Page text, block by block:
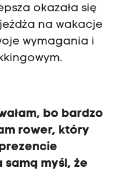
okazała się
na wakacje
wymagania i
bo bardzo
rower, który
samą myśl, że